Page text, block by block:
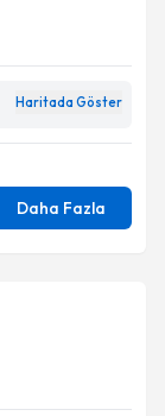
Haritada Göster
Daha Fazla